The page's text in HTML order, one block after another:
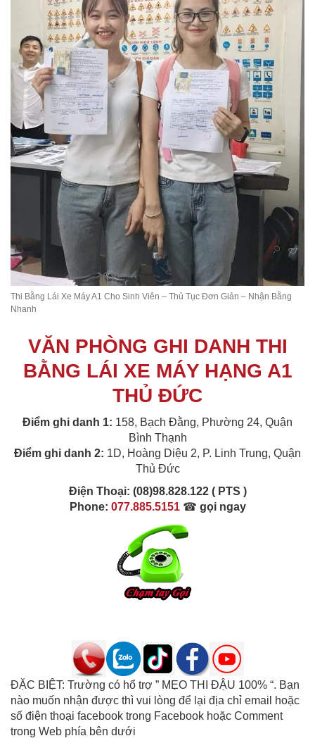
Thi Bằng Lái Xe Máy A1 Cho Sinh Viên – Thủ Tục Đơn Giản – Nhận Bằng
Nhanh
VĂN PHÒNG GHI DANH THI
BẰNG LÁI XE MÁY HẠNG A1
THỦ ĐỨC
Điểm ghi danh 1: 158, Bạch Đằng, Phường 24, Quận
Bình Thạnh
Điểm ghi danh 2: 1D, Hoàng Diệu 2, P. Linh Trung, Quận
Thủ Đức
Điện Thoại: (08)98.828.122 ( PTS )
Phone: 077.885.5151☎ gọi ngay
ĐẶC BIỆT: Trường có hổ trợ ” MẸO THI ĐẬU 100% “. Bạn
nào muốn nhận được thì vui lòng để lại địa chỉ email hoặc
số điện thoại facebook trong Facebook hoặc Comment
trong Web phía bên dưới